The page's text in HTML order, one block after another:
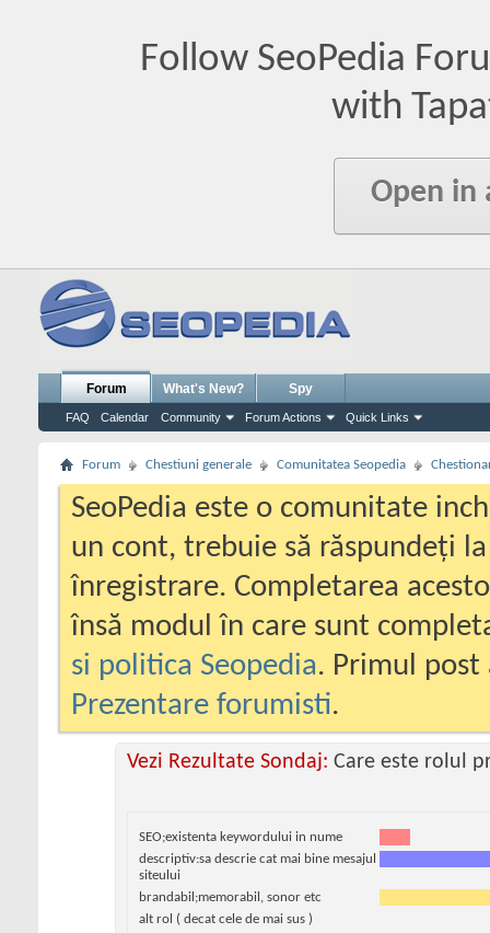
Follow SeoPedia
with
Open in
Forum
FAQ Calendar Community Forum Actions Quick Links
What's New? Spy
Forum Chestiuni generale Comunitatea Seopedia
SeoPedia este o comunitate
un cont, trebuie să răspundeți
înregistrare. Completarea
însă modul în care sunt
si politica Seopedia. Primul
Prezentare forumisti.
Vezi Rezultate Sondaj: Care este rolul
SEO;existenta keywordului in nume
descriptiv:sa descrie cat mai bine mesajul
siteului
brandabil;memorabil, sonor etc
alt rol ( decat cele de mai sus )